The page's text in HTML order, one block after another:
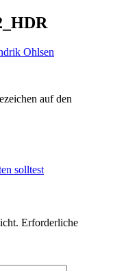
Ohlsen
auf den
solltest
Erforderliche